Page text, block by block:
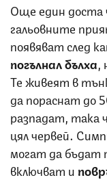
Още един доста
гальовните
появяват след
погълнал бълха,
Те живеят в
да пораснат до
разпадат, така
цял червей.
могат да бъдат
включват и